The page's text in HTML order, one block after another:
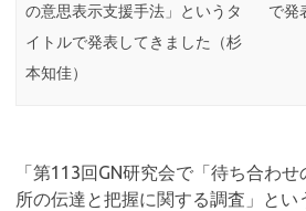
の意思表示支援手法」というタ
イトルで発表してきました（杉
本知佳）
で発
「第113回GN研究会で「待ち合わ
所の伝達と把握に関する調査」とい